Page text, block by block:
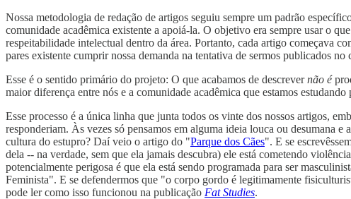
Nossa metodologia de redação de artigos seguiu sempre um padrão
comunidade acadêmica existente a apoiá-la. O objetivo era sempre usar o
respeitabilidade intelectual dentro da área. Portanto, cada artigo começava
pares existente cumprir nossa demanda na tentativa de sermos publicados no
Esse é o sentido primário do projeto: O que acabamos de descrevernão é
maior diferença entre nós e a comunidade acadêmica que estamos
Esse processo é a única linha que junta todos os vinte dos nossos artigos,
responderiam. Às vezes só pensamos em alguma ideia louca ou desumana
cultura do estupro? Daí veio o artigo do "Parque dos Cães". E se
dela -- na verdade, sem que ela jamais descubra) ele está cometendo
potencialmente perigosa é que ela está sendo programada para ser
Feminista". E se defendermos que "o corpo gordo é legitimamente
pode ler como isso funcionou na publicação Fat Studies.